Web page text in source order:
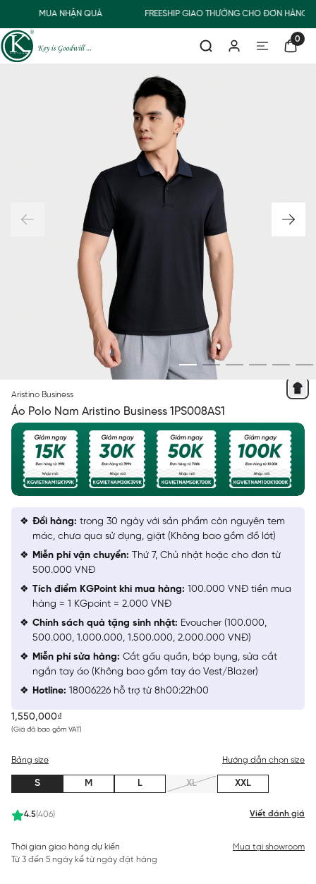
MUA NHẬN QUÀ FREESHIP GIAO THƯỜNG CHO ĐƠN HÀNG
0
Aristino Business
Áo Polo Nam Aristino Business 1PS008AS1
1,550,000₫
(Giá đã bao gồm VAT)
4.5(406) Viết đánh giá
Bảng size Hướng dẫn chọn size
S M L XL XXL
Thời gian giao hàng dự kiến
Từ 3 đến 5 ngày kể từ ngày đặt hàng
Mua tại showroom
Đổi hàng: trong 30 ngày với sản phẩm còn nguyên tem
mác, chưa qua sử dụng, giặt (Không bao gồm đồ lót)
Miễn phí vận chuyển: Thứ 7, Chủ nhật hoặc cho đơn từ
500.000 VNĐ
Tích điểm KGPoint khi mua hàng: 100.000 VNĐ tiền mua
hàng = 1 KGpoint = 2.000 VNĐ
Chính sách quà tặng sinh nhật: Evoucher (100.000,
500.000, 1.000.000, 1.500.000, 2.000.000 VNĐ)
Miễn phí sửa hàng: Cắt gấu quần, bóp bụng, sửa cắt
ngắn tay áo (Không bao gồm tay áo Vest/Blazer)
Hotline: 18006226 hỗ trợ từ 8h00:22h00